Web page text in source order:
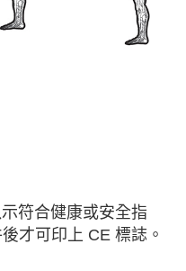
符合健康或安全指
才可印上 CE 標誌。